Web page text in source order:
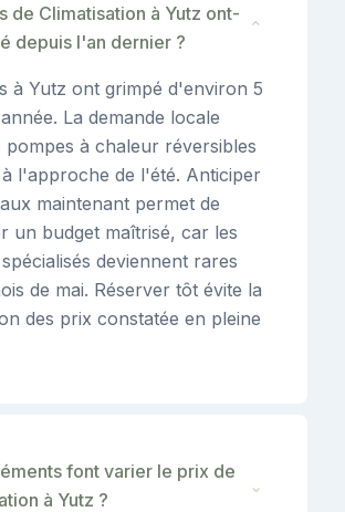
de Climatisation à Yutz ont-
depuis l'an dernier ?
⌄
à Yutz ont grimpé d'environ 5
La demande locale
pompes à chaleur réversibles
l'approche de l'été. Anticiper
maintenant permet de
un budget maîtrisé, car les
deviennent rares
de mai. Réserver tôt évite la
des prix constatée en pleine
font varier le prix de
à Yutz ?
⌄